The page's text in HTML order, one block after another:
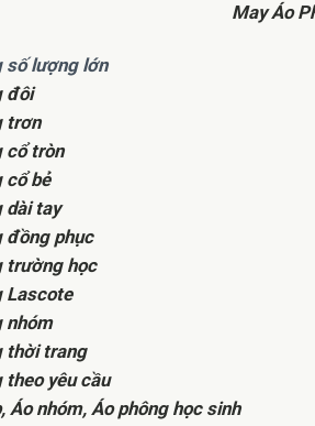
May Áo
số lượng lớn
đôi
trơn
cổ tròn
cổ bẻ
dài tay
đồng phục
trường học
Lascote
nhóm
thời trang
theo yêu cầu
Áo nhóm, Áo phông học sinh